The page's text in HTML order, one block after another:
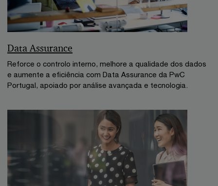
Data Assurance
Reforce o controlo interno, melhore a qualidade dos dados
e aumente a eficiência com Data Assurance da PwC
Portugal, apoiado por análise avançada e tecnologia.